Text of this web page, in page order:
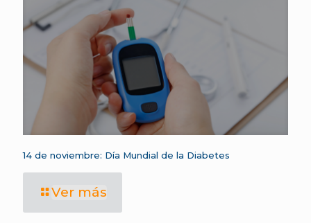
14 de noviembre: Día Mundial de la Diabetes
Ver más